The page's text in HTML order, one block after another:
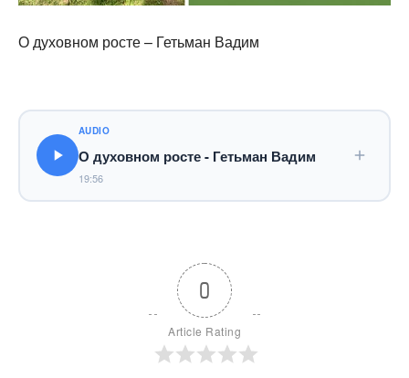
О духовном росте – Гетьман Вадим
AUDIO
О духовном росте - Гетьман Вадим
19:56
0
Article Rating